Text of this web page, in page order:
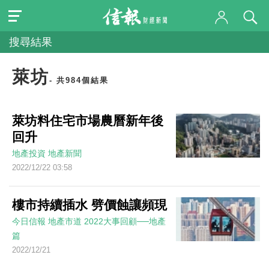
搜尋結果
萊坊- 共984個結果
萊坊料住宅市場農曆新年後
回升
地產投資 地產新聞
2022/12/22 03:58
樓市持續插水 劈價蝕讓頻現
今日信報 地產市道 2022大事回顧──地產
篇
2022/12/21